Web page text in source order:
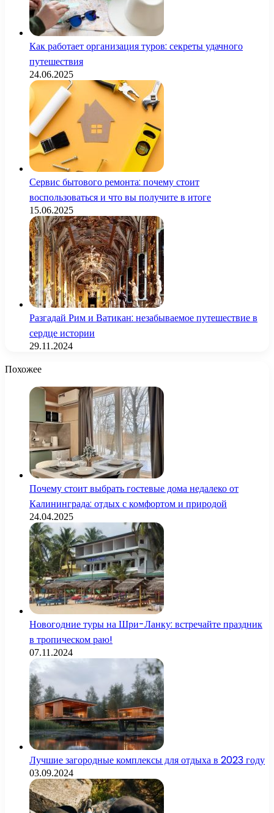
Как работает организация туров: секреты удачного
путешествия
24.06.2025
Сервис бытового ремонта: почему стоит
воспользоваться и что вы получите в итоге
15.06.2025
Разгадай Рим и Ватикан: незабываемое путешествие в
сердце истории
29.11.2024
Похожее
Почему стоит выбрать гостевые дома недалеко от
Калининграда: отдых с комфортом и природой
24.04.2025
Новогодние туры на Шри-Ланку: встречайте праздник
в тропическом раю!
07.11.2024
Лучшие загородные комплексы для отдыха в 2023 году
03.09.2024